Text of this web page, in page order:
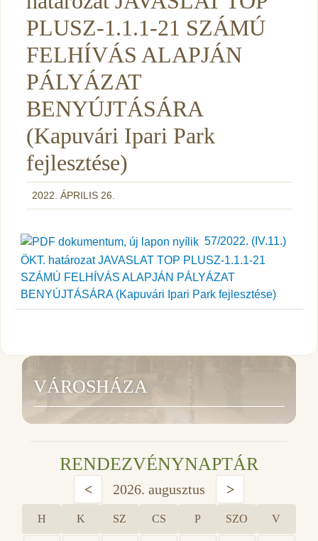
PLUSZ-1.1.1-21 SZÁMÚ
FELHÍVÁS ALAPJÁN
PÁLYÁZAT
BENYÚJTÁSÁRA
(Kapuvári Ipari Park
fejlesztése)
2022. ÁPRILIS 26.
57/2022. (IV.11.)
ÖKT. határozat JAVASLAT TOP PLUSZ-1.1.1-21
SZÁMÚ FELHÍVÁS ALAPJÁN PÁLYÁZAT
BENYÚJTÁSÁRA (Kapuvári Ipari Park fejlesztése)
VÁROSHÁZA
RENDEZVÉNYNAPTÁR
< 2026. augusztus >
H K SZ CS P SZO V